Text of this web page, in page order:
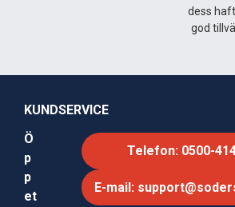
dess
god
KUNDSERVICE
Ö
p
p
et
Telefon: 0500-
E-mail: